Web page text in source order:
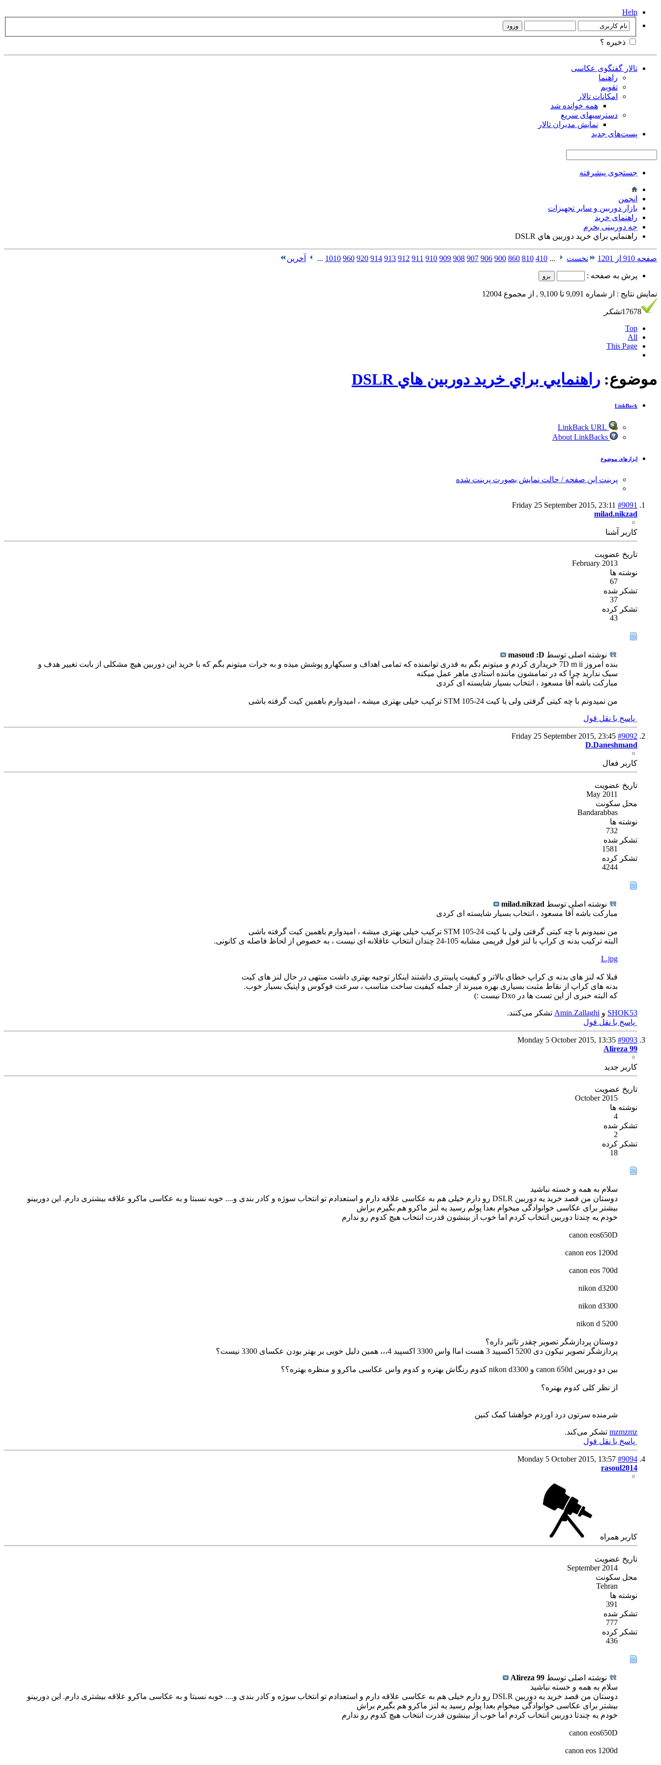
Help
ذخیره ؟
تالار گفتگوی عکاسی
راهنما
تقویم
امکانات تالار
همه خوانده شد
دسترسیهای سریع
نمایش مدیران تالار
پست‌های جدید
جستجوی پیشرفته
انجمن
بازار دوربین و سایر تجهیزات
راهنمای خرید
چه دوربینی بخرم
راهنمايي براي خريد دوربين هاي DSLR
صفحه 910 از 1201 نخست ...
410
810
860
900
906
907
908
909
910
911
912
913
914
920
960
1010
... آخرین
پرش به صفحه :
نمایش نتایج : از شماره 9,091 تا 9,100 , از مجموع 12004
17678تشکر
Top
All
This Page
موضوع: راهنمايي براي خريد دوربين هاي DSLR
LinkBack
ابزارهای موضوع
پرینت این صفحه / حالت نمایش بصورت پرینت شده
Friday 25 September 2015, 23:11 #9091
milad.nikzad
كاربر آشنا
تاریخ عضویت
February 2013
نوشته ها
67
تشکر شده
37
تشکر کرده
43
نوشته اصلی توسط masoud :D
بنده امروز 7D m ii خریداری کردم و میتونم بگم به قدری توانمنده که تمامی اهداف و سبکهارو پوشش میده و به جرات میتونم بگم که با خرید این دوربین هیچ مشکلی از بابت تغییر هدف و
سبک ندارید چرا که در تمامشون ماننده استادی ماهر عمل میکنه
مبارکت باشه آقا مسعود ، انتخاب بسیار شایسته ای کردی
من نمیدونم با چه کیتی گرفتی ولی با کیت 24-105 STM ترکیب خیلی بهتری میشه ، امیدوارم باهمین کیت گرفته باشی
پاسخ با نقل قول
Friday 25 September 2015, 23:45 #9092
D.Daneshmand
كاربر فعال
تاریخ عضویت
May 2011
محل سکونت
Bandarabbas
نوشته ها
732
تشکر شده
1581
تشکر کرده
4244
نوشته اصلی توسط milad.nikzad
مبارکت باشه آقا مسعود ، انتخاب بسیار شایسته ای کردی
من نمیدونم با چه کیتی گرفتی ولی با کیت 24-105 STM ترکیب خیلی بهتری میشه ، امیدوارم باهمین کیت گرفته باشی
البته ترکیب بدنه ی کراپ با لنز فول فریمی مشابه 105-24 چندان انتخاب عاقلانه ای نیست ، به خصوص از لحاظ فاصله ی کانونی.
L.jpg
قبلا که لنز های بدنه ی کراپ خطای بالاتر و کیفیت پایینتری داشتند اینکار توجیه بهتری داشت منتهی در حال لنز های کیت
بدنه های کراپ از نقاط مثبت بسیاری بهره میبرند از جمله کیفیت ساخت مناسب ، سرعت فوکوس و اپتیک بسیار خوب.
که البته خبری از این تست ها در Dxo نیست :)
SHOK53 و Amin.Zallaghi تشکر می‌کنند.
پاسخ با نقل قول
Monday 5 October 2015, 13:35 #9093
Alireza 99
كاربر جديد
تاریخ عضویت
October 2015
نوشته ها
4
تشکر شده
2
تشکر کرده
18
سلام به همه و خسته نباشید
دوستان من قصد خرید یه دوربین DSLR رو دارم خیلی هم به عکاسی علاقه دارم و استعدادم تو انتخاب سوژه و کادر بندی و.... خوبه نسبتا و به عکاسی ماکرو علاقه بیشتری دارم. این دوربینو
بیشتر برای عکاسی خوانوادگی میخوام بعدا پولم رسید یه لنز ماکرو هم بگیرم براش
خودم یه چندتا دوربین انتخاب کردم اما خوب از بینشون قدرت انتخاب هیچ کدوم رو ندارم
canon eos650D
canon eos 1200d
canon eos 700d
nikon d3200
nikon d3300
nikon d 5200
دوستان پردازشگر تصویر چقدر تاثیر داره؟
پردازشگر تصویر نیکون دی 5200 اکسپید 3 هست اماا واس 3300 اکسپید 4،،، همین دلیل خوبی بر بهتر بودن عکسای 3300 نیست؟
بین دو دوربین canon 650d و nikon d3300 کدوم رنگاش بهتره و کدوم واس عکاسی ماکرو و منظره بهتره؟؟
از نظر کلی کدوم بهتره؟
شرمنده سرتون درد اوردم خواهشا کمک کنین
mzmzmz تشکر می‌کند.
پاسخ با نقل قول
Monday 5 October 2015, 13:57 #9094
rasoul2014
كاربر همراه
تاریخ عضویت
September 2014
محل سکونت
Tehran
نوشته ها
391
تشکر شده
777
تشکر کرده
436
نوشته اصلی توسط Alireza 99
سلام به همه و خسته نباشید
دوستان من قصد خرید یه دوربین DSLR رو دارم خیلی هم به عکاسی علاقه دارم و استعدادم تو انتخاب سوژه و کادر بندی و.... خوبه نسبتا و به عکاسی ماکرو علاقه بیشتری دارم. این دوربینو
بیشتر برای عکاسی خوانوادگی میخوام بعدا پولم رسید یه لنز ماکرو هم بگیرم براش
خودم یه چندتا دوربین انتخاب کردم اما خوب از بینشون قدرت انتخاب هیچ کدوم رو ندارم
canon eos650D
canon eos 1200d